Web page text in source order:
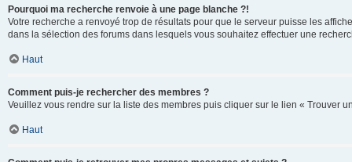
Pourquoi ma recherche renvoie à une page blanche ?!
Votre recherche a renvoyé trop de résultats pour que le serveur puisse les
dans la sélection des forums dans lesquels vous souhaitez effectuer une
Haut
Comment puis-je rechercher des membres ?
Veuillez vous rendre sur la liste des membres puis cliquer sur le lien « Trouver
Haut